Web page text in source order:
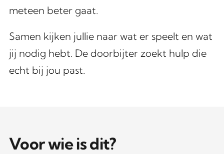
meteen beter gaat.
Samen kijken jullie naar wat er speelt en wat
jij nodig hebt. De doorbijter zoekt hulp die
echt bij jou past.
Voor wie is dit?